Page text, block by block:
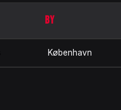
BY
København